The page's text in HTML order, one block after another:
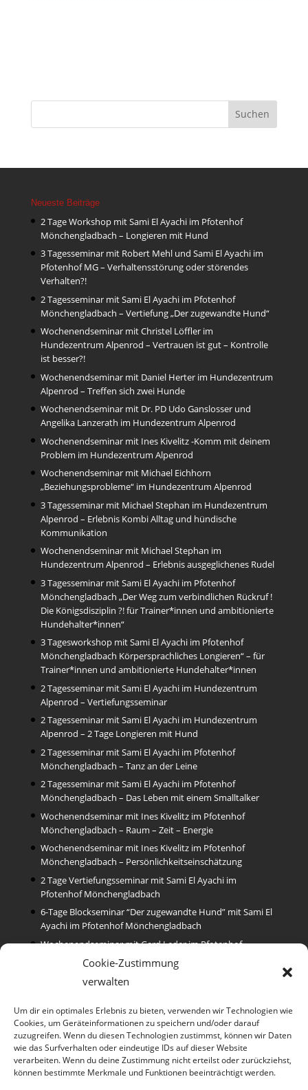
Cookie-Zustimmung
verwalten
Um dir ein optimales Erlebnis zu bieten, verwenden wir Technologien wie
Cookies, um Geräteinformationen zu speichern und/oder darauf
zuzugreifen. Wenn du diesen Technologien zustimmst, können wir Daten
wie das Surfverhalten oder eindeutige IDs auf dieser Website
verarbeiten. Wenn du deine Zustimmung nicht erteilst oder zurückziehst,
können bestimmte Merkmale und Funktionen beeinträchtigt werden.
Neueste Beiträge
2 Tage Workshop mit Sami El Ayachi im Pfotenhof
Mönchengladbach – Longieren mit Hund
3 Tagesseminar mit Robert Mehl und Sami El Ayachi im
Pfotenhof MG – Verhaltensstörung oder störendes
Verhalten?!
2 Tagesseminar mit Sami El Ayachi im Pfotenhof
Mönchengladbach – Vertiefung „Der zugewandte Hund“
Wochenendseminar mit Christel Löffler im
Hundezentrum Alpenrod – Vertrauen ist gut – Kontrolle
ist besser?!
Wochenendseminar mit Daniel Herter im Hundezentrum
Alpenrod – Treffen sich zwei Hunde
Wochenendseminar mit Dr. PD Udo Ganslosser und
Angelika Lanzerath im Hundezentrum Alpenrod
Wochenendseminar mit Ines Kivelitz -Komm mit deinem
Problem im Hundezentrum Alpenrod
Wochenendseminar mit Michael Eichhorn
„Beziehungsprobleme“ im Hundezentrum Alpenrod
3 Tagesseminar mit Michael Stephan im Hundezentrum
Alpenrod – Erlebnis Kombi Alltag und hündische
Kommunikation
Wochenendseminar mit Michael Stephan im
Hundezentrum Alpenrod – Erlebnis ausgeglichenes Rudel
3 Tagesseminar mit Sami El Ayachi im Pfotenhof
Mönchengladbach „Der Weg zum verbindlichen Rückruf !
Die Königsdisziplin ?! für Trainer*innen und ambitionierte
Hundehalter*innen“
3 Tagesworkshop mit Sami El Ayachi im Pfotenhof
Mönchengladbach Körpersprachliches Longieren“ – für
Trainer*innen und ambitionierte Hundehalter*innen
2 Tagesseminar mit Sami El Ayachi im Hundezentrum
Alpenrod – Vertiefungsseminar
2 Tagesseminar mit Sami El Ayachi im Hundezentrum
Alpenrod – 2 Tage Longieren mit Hund
2 Tagesseminar mit Sami El Ayachi im Pfotenhof
Mönchengladbach – Tanz an der Leine
2 Tagesseminar mit Sami El Ayachi im Pfotenhof
Mönchengladbach – Das Leben mit einem Smalltalker
Wochenendseminar mit Ines Kivelitz im Pfotenhof
Mönchengladbach – Raum – Zeit – Energie
Wochenendseminar mit Ines Kivelitz im Pfotenhof
Mönchengladbach – Persönlichkeitseinschätzung
2 Tage Vertiefungsseminar mit Sami El Ayachi im
Pfotenhof Mönchengladbach
6-Tage Blockseminar “Der zugewandte Hund” mit Sami El
Ayachi im Pfotenhof Mönchengladbach
Wochenendseminar mit Gerd Leder im Pfotenhof
Möchengladbach – Rassenkunde
2 Tagesseminar mit Ina und Thomas Baumann im
Hundezentrum Alpenrod -Wer ist mein Hund?
Kategorien
Themen(29)